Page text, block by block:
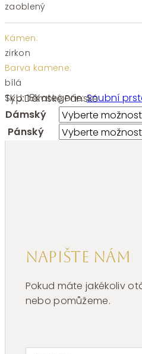
zaoblený
Kámen:
zirkon
Barva kamene:
bílá
SKU:18Kategorie:Snubní
Typ:Dámské,Pánské
Dámský
Pánský
Napište nám
Pokud máte jakékoliv
nebo pomůžeme.